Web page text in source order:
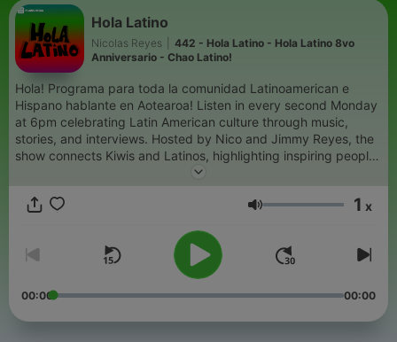
Hola Latino
Nicolas Reyes
442 - Hola Latino - Hola Latino 8vo
Anniversario - Chao Latino!
Hola! Programa para toda la comunidad Latinoamerican e
Hispano hablante en Aotearoa! Listen in every second Monday
at 6pm celebrating Latin American culture through music,
stories, and interviews. Hosted by Nico and Jimmy Reyes, the
show connects Kiwis and Latinos, highlighting inspiring people,
local events, and the vibrant spirit of Latin America in Aotearoa.
Volumen 1 x
00:00 00:00